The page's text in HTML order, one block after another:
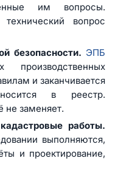
им вопросы.
вопрос
безопасности. ЭПБ
и заканчивается
в реестр.
не заменяет.
работы.
выполняются,
и проектирование,